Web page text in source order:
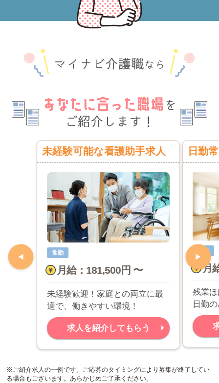
未経験可能な看護助手求人
常勤
月給：181,500円 〜
未経験歓迎！家庭との両立に最
適で、働きやすい環境！
求人を紹介してもらう
日勤
常勤
月
残業
日勤
※ご紹介求人の一例です。ご応募のタイミングにより募集が終了してい
る場合もございます。あらかじめご了承ください。